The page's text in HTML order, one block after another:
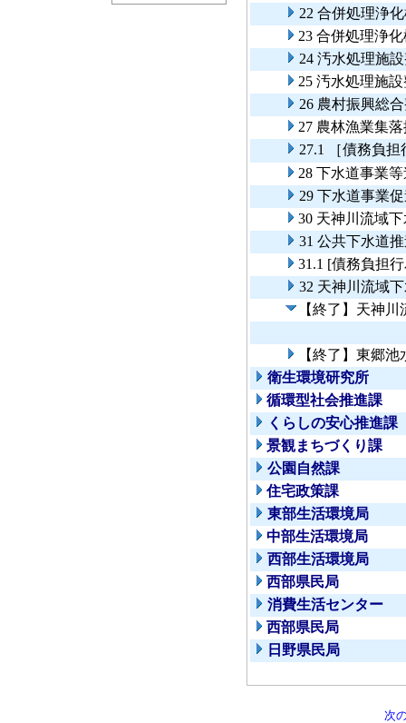
22 合併処理浄
23 合併処理浄
24 汚水処理施
25 汚水処理施
26 農村振興総
27 農林漁業集
27.1 ［債務負
28 下水道事業
29 下水道事業
30 天神川流域
31 公共下水道
31.1 [債務負担
32 天神川流域
【終了】天神
【終了】東郷
衛生環境研究所
循環型社会推進課
くらしの安心推進課
景観まちづくり課
公園自然課
住宅政策課
東部生活環境局
中部生活環境局
西部生活環境局
西部県民局
消費生活センター
西部県民局
日野県民局
次